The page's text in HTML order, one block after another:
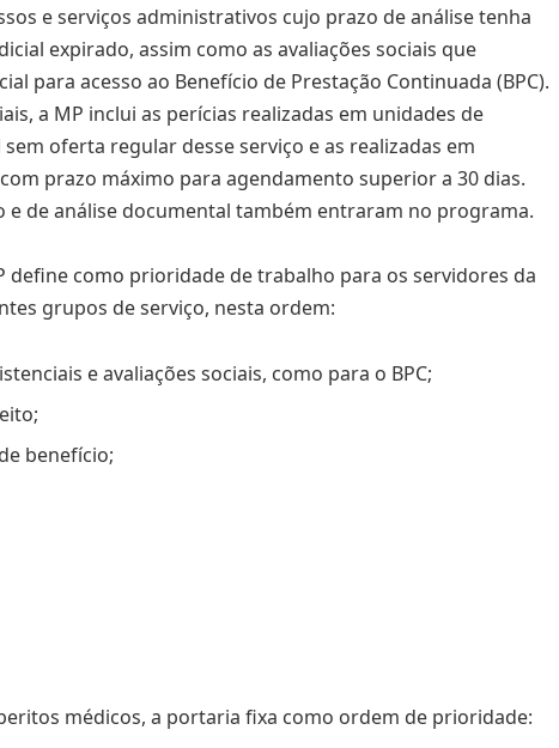
e serviços administrativos cujo prazo de análise tenha
expirado, assim como as avaliações sociais que
para acesso ao Benefício de Prestação Continuada (BPC).
a MP inclui as perícias realizadas em unidades de
oferta regular desse serviço e as realizadas em
prazo máximo para agendamento superior a 30 dias.
e de análise documental também entraram no programa.
como prioridade de trabalho para os servidores da
grupos de serviço, nesta ordem:
e avaliações sociais, como para o BPC;
benefício;
médicos, a portaria fixa como ordem de prioridade: